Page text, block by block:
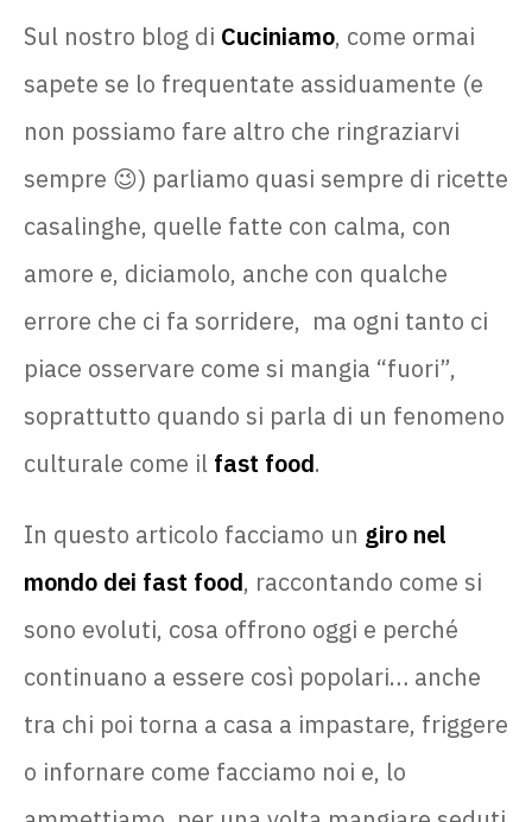
Sul nostro blog di Cuciniamo, come ormai
sapete se lo frequentate assiduamente (e
non possiamo fare altro che ringraziarvi
sempre 😉) parliamo quasi sempre di ricette
casalinghe, quelle fatte con calma, con
amore e, diciamolo, anche con qualche
errore che ci fa sorridere, ma ogni tanto ci
piace osservare come si mangia “fuori”,
soprattutto quando si parla di un fenomeno
culturale come il fast food.
In questo articolo facciamo un giro nel
mondo dei fast food, raccontando come si
sono evoluti, cosa offrono oggi e perché
continuano a essere così popolari… anche
tra chi poi torna a casa a impastare, friggere
o infornare come facciamo noi e, lo